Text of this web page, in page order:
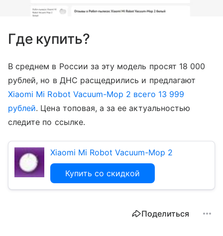
Где купить?
В среднем в России за эту модель просят 18 000
рублей, но в ДНС расщедрились и предлагают
Xiaomi Mi Robot Vacuum-Mop 2 всего 13 999
рублей. Цена топовая, а за ее актуальностью
следите по ссылке.
Xiaomi Mi Robot Vacuum-Mop 2
Купить со скидкой
Поделиться